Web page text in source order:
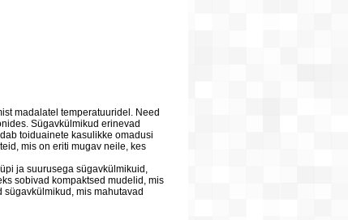
madalatel temperatuuridel. Need
Sügavkülmikud erinevad
toiduainete kasulikke omadusi
mis on eriti mugav neile, kes
ja suurusega sügavkülmikuid,
sobivad kompaktsed mudelid, mis
mis mahutavad